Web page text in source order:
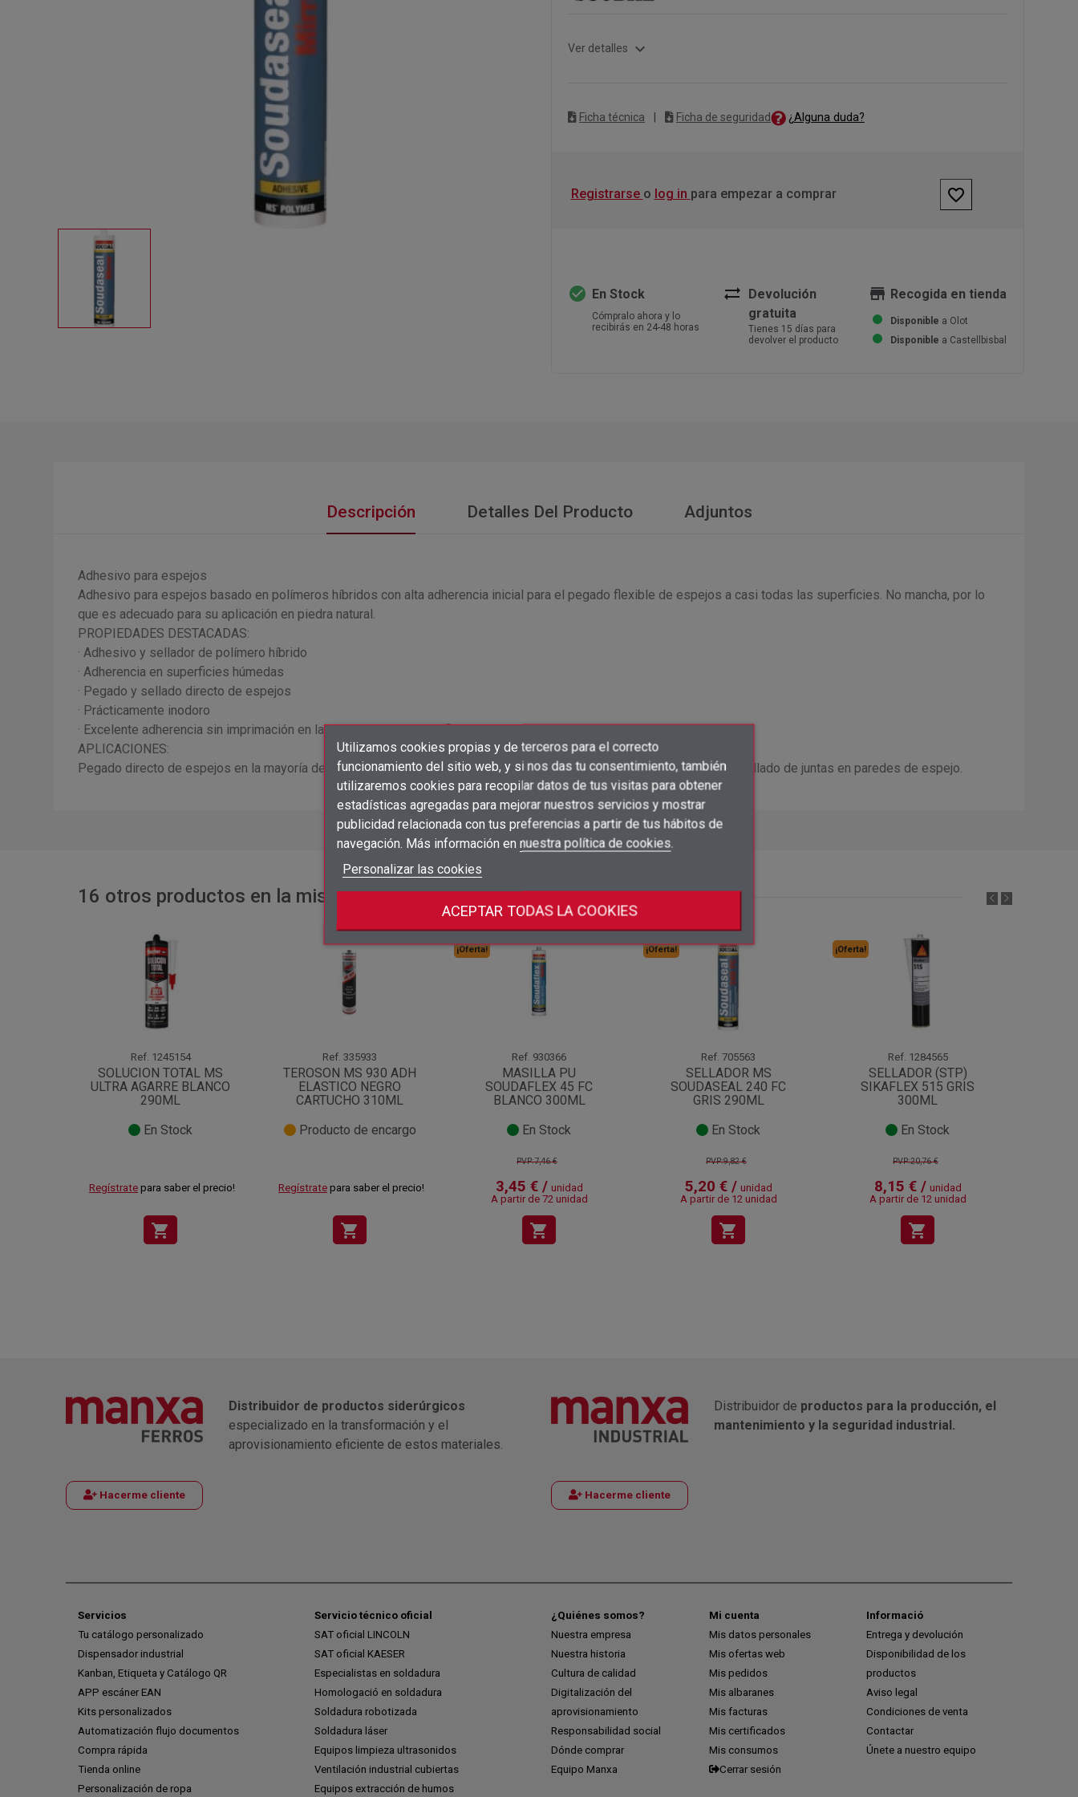
Añadir a la lista de deseos×
add_circle_outline
Crear lista de deseos ×
Nombre de la lista de deseos
Crear lista de deseos
Iniciar sesión ×
Debe iniciar sesión para guardar productos en su lista de deseos.
Utilizamos cookies propias y de terceros para el correcto
funcionamiento del sitio web, y si nos das tu consentimiento, también
utilizaremos cookies para recopilar datos de tus visitas para obtener
estadísticas agregadas para mejorar nuestros servicios y mostrar
publicidad relacionada con tus preferencias a partir de tus hábitos de
navegación. Más información en nuestra política de cookies.
Personalizar las cookies
ACEPTAR TODAS LA COOKIES
Ver detalles expand_more
Ficha técnica Ficha de seguridad ¿Alguna duda?
Registrarse o log in para empezar a comprar favorite_border
check_circle En Stock
Cómpralo ahora y lo
recibirás en 24-48 horas
sync_alt Devolución
gratuita
Tienes 15 días para
devolver el producto
store Recogida en tienda
Disponible a Olot
Disponible a Castellbisbal
Descripción Detalles Del Producto Adjuntos
Adhesivo para espejos
Adhesivo para espejos basado en polímeros híbridos con alta adherencia inicial para el pegado flexible de espejos a casi todas las superficies. No mancha, por lo
que es adecuado para su aplicación en piedra natural.
PROPIEDADES DESTACADAS:
· Adhesivo y sellador de polímero híbrido
· Adherencia en superficies húmedas
· Pegado y sellado directo de espejos
· Prácticamente inodoro
· Excelente adherencia sin imprimación en la mayoría de las superficies
APLICACIONES:
Pegado directo de espejos en la mayoría de los tipos de superficies, incluidas las superficies irregulares y húmedas. Sellado de juntas en paredes de espejo.
16 otros productos en la misma categoría:
Ref. 1245154
SOLUCION TOTAL MS
ULTRA AGARRE BLANCO
290ML
En Stock
Regístrate para saber el precio!
shopping_cart
Ref. 335933
TEROSON MS 930 ADH
ELASTICO NEGRO
CARTUCHO 310ML
Producto de encargo
Regístrate para saber el precio!
shopping_cart
¡Oferta!
Ref. 930366
MASILLA PU
SOUDAFLEX 45 FC
BLANCO 300ML
En Stock
PVP:7,46 €
3,45 € / unidad
A partir de 72 unidad
shopping_cart
¡Oferta!
Ref. 705563
SELLADOR MS
SOUDASEAL 240 FC
GRIS 290ML
En Stock
PVP:9,82 €
5,20 € / unidad
A partir de 12 unidad
shopping_cart
¡Oferta!
Ref. 1284565
SELLADOR (STP)
SIKAFLEX 515 GRIS
300ML
En Stock
PVP:20,76 €
8,15 € / unidad
A partir de 12 unidad
shopping_cart
Hacerme cliente
Distribuidor de productos siderúrgicos
especializado en la transformación y el
aprovisionamiento eficiente de estos materiales.
Hacerme cliente
Distribuidor de productos para la producción, el
mantenimiento y la seguridad industrial.
Servicios
Tu catálogo personalizado
Dispensador industrial
Kanban, Etiqueta y Catálogo QR
APP escáner EAN
Kits personalizados
Automatización flujo documentos
Compra rápida
Tienda online
Personalización de ropa
Servicio técnico oficial
SAT oficial LINCOLN
SAT oficial KAESER
Especialistas en soldadura
Homologació en soldadura
Soldadura robotizada
Soldadura láser
Equipos limpieza ultrasonidos
Ventilación industrial cubiertas
Equipos extracción de humos
¿Quiénes somos?
Nuestra empresa
Nuestra historia
Cultura de calidad
Digitalización del
aprovisionamiento
Responsabilidad social
Dónde comprar
Equipo Manxa
Mi cuenta
Mis datos personales
Mis ofertas web
Mis pedidos
Mis albaranes
Mis facturas
Mis certificados
Mis consumos
Cerrar sesión
Informació
Entrega y devolución
Disponibilidad de los
productos
Aviso legal
Condiciones de venta
Contactar
Únete a nuestro equipo